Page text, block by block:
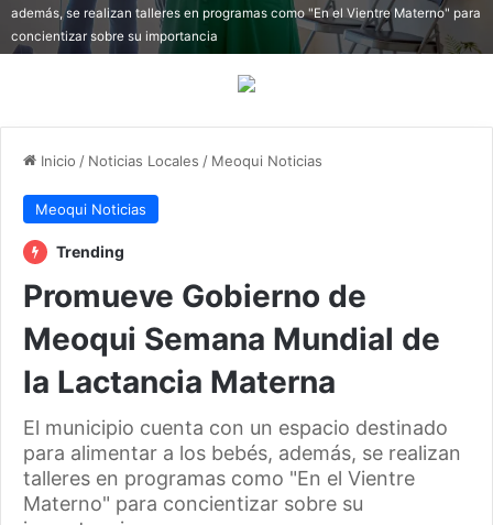
además, se realizan talleres en programas como "En el Vientre Materno" para
concientizar sobre su importancia
Inicio / Noticias Locales / Meoqui Noticias
Meoqui Noticias
Trending
Promueve Gobierno de
Meoqui Semana Mundial de
la Lactancia Materna
El municipio cuenta con un espacio destinado
para alimentar a los bebés, además, se realizan
talleres en programas como "En el Vientre
Materno" para concientizar sobre su